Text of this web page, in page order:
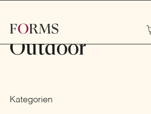
Outdoor
Kategorien